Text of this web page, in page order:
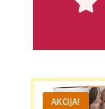
AKCIJA!